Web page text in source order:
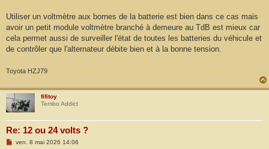
Utiliser un voltmètre aux bornes de la batterie est bien dans ce cas mais
avoir un petit module voltmètre branché à demeure au TdB est mieux car
cela permet aussi de surveiller l'état de toutes les batteries du véhicule et
de contrôler que l'alternateur débite bien et à la bonne tension.
Toyota HZJ79
fifitoy
Tembo Addict
Re: 12 ou 24 volts ?
Mven. 8 mai 2026 14:06